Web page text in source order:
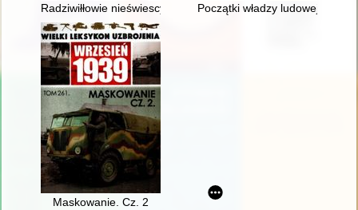
Radziwiłłowie nieświescy i birżańscy - solidarność rodowa a
Początki władzy ludowej w
Maskowanie. Cz. 2